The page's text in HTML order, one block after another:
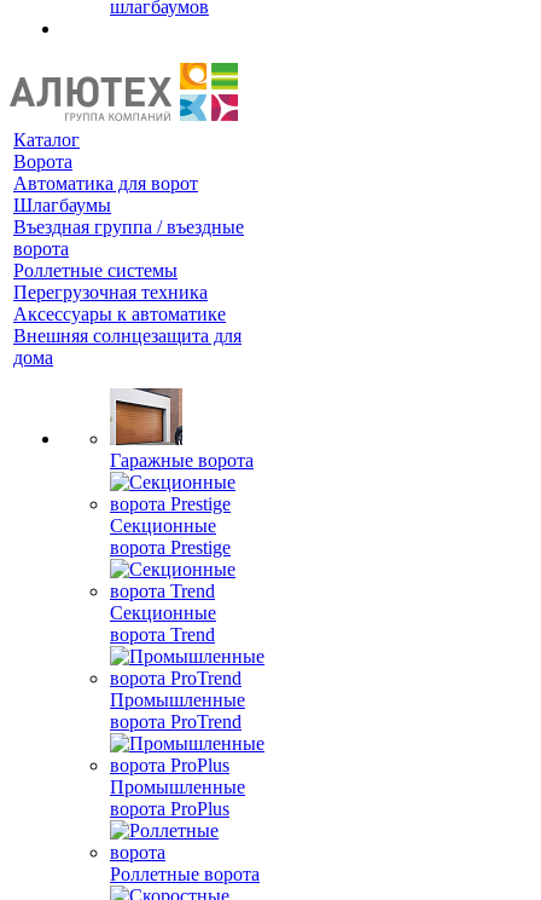
шлагбаумов
Каталог
Ворота
Автоматика для ворот
Шлагбаумы
Въездная группа / въездные
ворота
Роллетные системы
Перегрузочная техника
Аксессуары к автоматике
Внешняя солнцезащита для
дома
Гаражные ворота
Секционные
ворота Prestige
Секционные
ворота Trend
Промышленные
ворота ProTrend
Промышленные
ворота ProPlus
Роллетные ворота